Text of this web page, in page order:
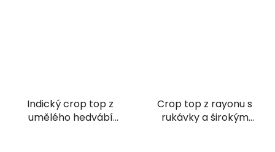
Indický crop top z
umělého hedvábí
Crop top z rayonu s
rukávky a širokým